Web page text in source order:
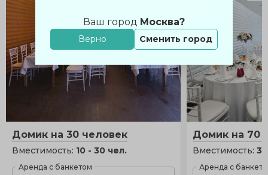
Ваш город Москва?
Верно Сменить город
Домик на 30 человек
Вместимость: 10 - 30 чел.
Аренда с банкетом
Домик на 70
Вместимость:
Аренда с